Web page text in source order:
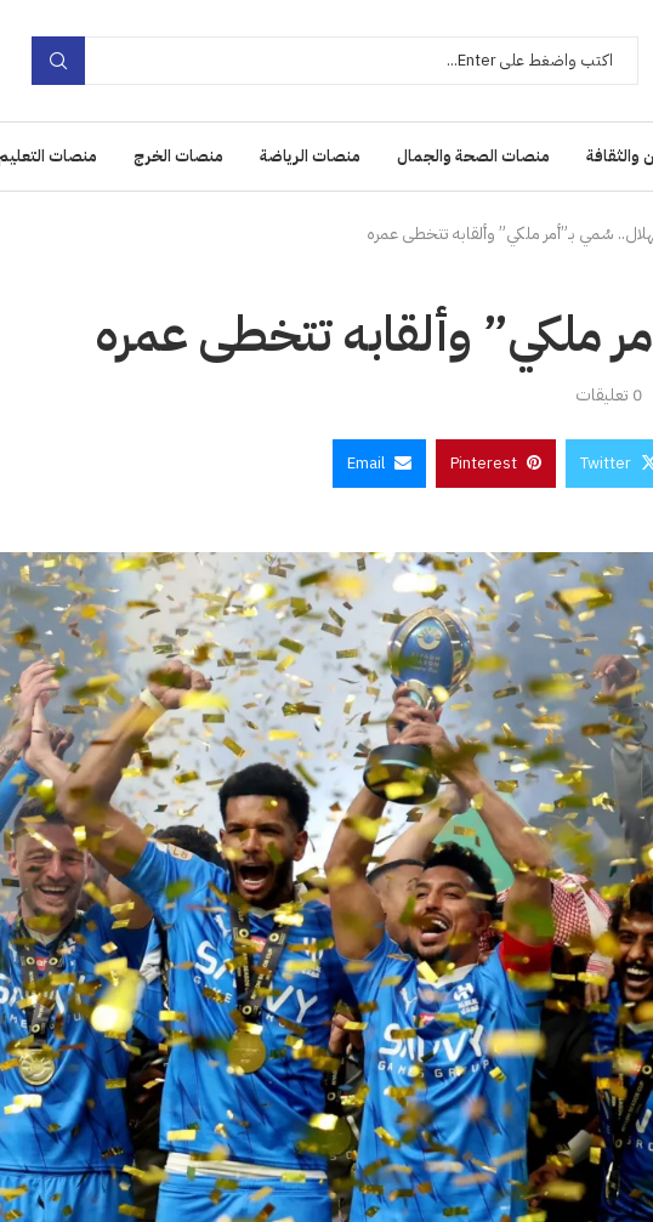
والثقافة منصات الصحة والجمال منصات الرياضة منصات الخرج منصات
سُمي بـ”أمر ملكي” وألقابه تتخطى عمره
ملكي” وألقابه تتخطى عمره
0 تعليقات
Twitter
Pinterest
Email